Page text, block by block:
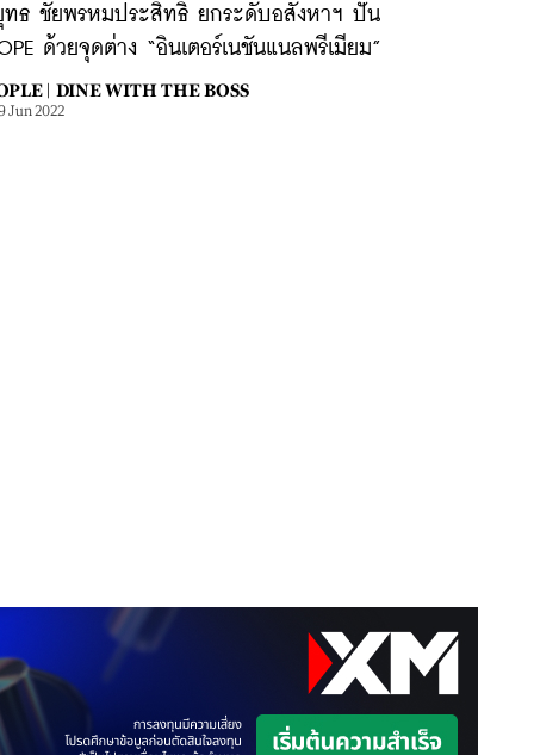
ทธ ชัยพรหมประสิทธิ์ ยกระดับอสังหาฯ ปั้น
ด้วยจุดต่าง “อินเตอร์เนชันแนลพรีเมียม”
| DINE WITH THE BOSS
Jun 2022